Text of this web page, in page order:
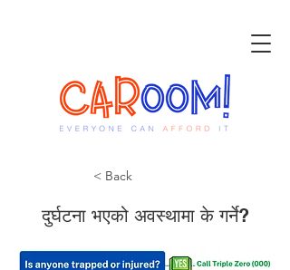
< Back
दुर्घटना भएको अवस्थामा के गर्ने?